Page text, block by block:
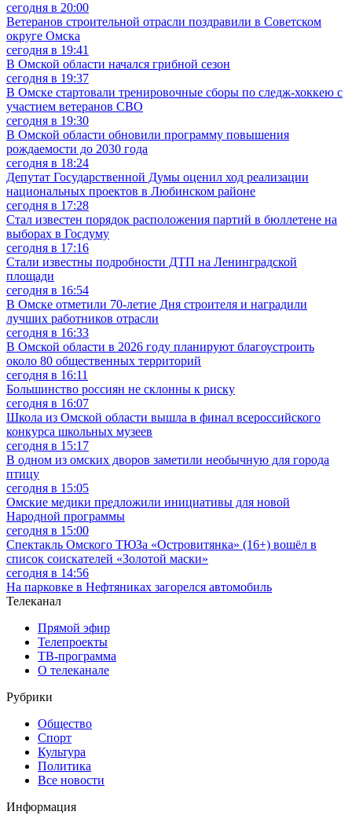
сегодня в 20:00
Ветеранов строительной отрасли поздравили в Советском
округе Омска
сегодня в 19:41
В Омской области начался грибной сезон
сегодня в 19:37
В Омске стартовали тренировочные сборы по следж-хоккею с
участием ветеранов СВО
сегодня в 19:30
В Омской области обновили программу повышения
рождаемости до 2030 года
сегодня в 18:24
Депутат Государственной Думы оценил ход реализации
национальных проектов в Любинском районе
сегодня в 17:28
Стал известен порядок расположения партий в бюллетене на
выборах в Госдуму
сегодня в 17:16
Стали известны подробности ДТП на Ленинградской
площади
сегодня в 16:54
В Омске отметили 70-летие Дня строителя и наградили
лучших работников отрасли
сегодня в 16:33
В Омской области в 2026 году планируют благоустроить
около 80 общественных территорий
сегодня в 16:11
Большинство россиян не склонны к риску
сегодня в 16:07
Школа из Омской области вышла в финал всероссийского
конкурса школьных музеев
сегодня в 15:17
В одном из омских дворов заметили необычную для города
птицу
сегодня в 15:05
Омские медики предложили инициативы для новой
Народной программы
сегодня в 15:00
Спектакль Омского ТЮЗа «Островитянка» (16+) вошёл в
список соискателей «Золотой маски»
сегодня в 14:56
На парковке в Нефтяниках загорелся автомобиль
Телеканал
Прямой эфир
Телепроекты
ТВ-программа
О телеканале
Рубрики
Общество
Спорт
Культура
Политика
Все новости
Информация